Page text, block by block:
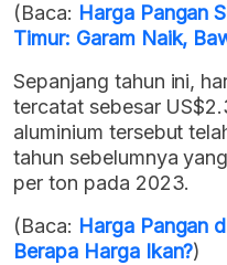
(Baca: Harga Pangan
Timur: Garam Naik,
Sepanjang tahun ini,
tercatat sebesar
aluminium tersebut
tahun sebelumnya
per ton pada 2023.
(Baca: Harga Pangan
Berapa Harga Ikan?)